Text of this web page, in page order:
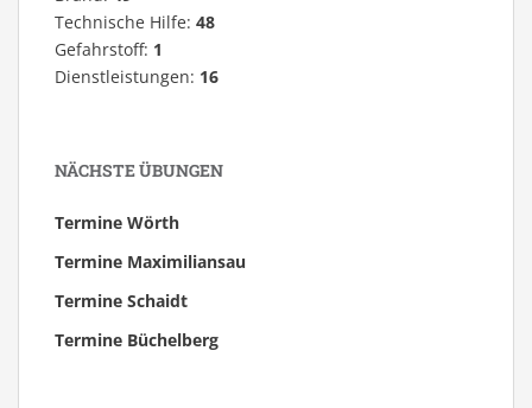
Technische Hilfe: 48
Gefahrstoff: 1
Dienstleistungen: 16
NÄCHSTE ÜBUNGEN
Termine Wörth
Termine Maximiliansau
Termine Schaidt
Termine Büchelberg